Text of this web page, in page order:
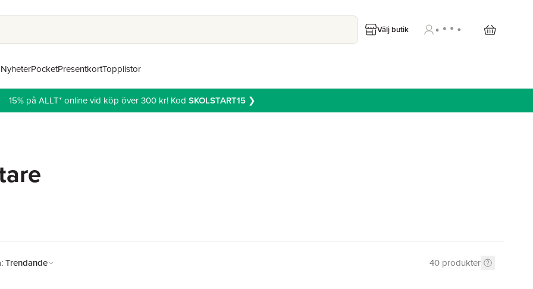
Välj butik
NyheterPocketPresentkortTopplistor
15% på ALLT* online vid köp över 300 kr! Kod SKOLSTART15❯
Trendande 40 produkter